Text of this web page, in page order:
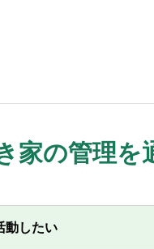
家の管理を
動したい